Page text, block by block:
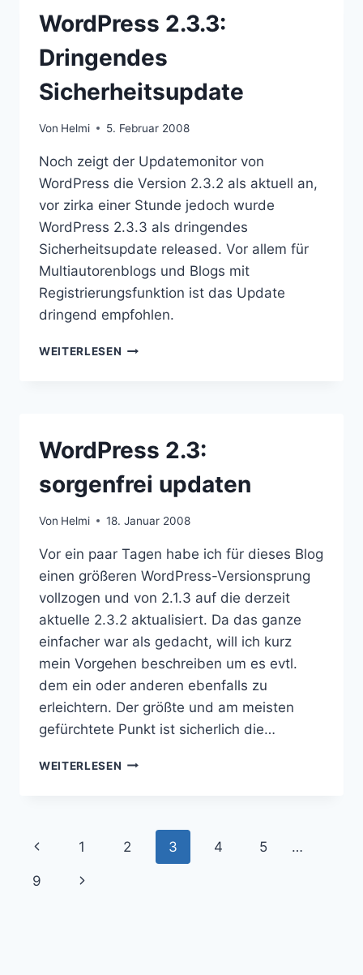
WordPress 2.3.3:
Dringendes
Sicherheitsupdate
Von Helmi 5. Februar 2008
Noch zeigt der Updatemonitor von
WordPress die Version 2.3.2 als aktuell an,
vor zirka einer Stunde jedoch wurde
WordPress 2.3.3 als dringendes
Sicherheitsupdate released. Vor allem für
Multiautorenblogs und Blogs mit
Registrierungsfunktion ist das Update
dringend empfohlen.
WEITERLESEN WORDPRESS
WordPress 2.3:
sorgenfrei updaten
Von Helmi 18. Januar 2008
Vor ein paar Tagen habe ich für dieses Blog
einen größeren WordPress-Versionsprung
vollzogen und von 2.1.3 auf die derzeit
aktuelle 2.3.2 aktualisiert. Da das ganze
einfacher war als gedacht, will ich kurz
mein Vorgehen beschreiben um es evtl.
dem ein oder anderen ebenfalls zu
erleichtern. Der größte und am meisten
gefürchtete Punkt ist sicherlich die…
WEITERLESEN WORDPRESS
Seitennavigation
Vorherige
Seite
1 2 3 4 5 …
9
Nächste